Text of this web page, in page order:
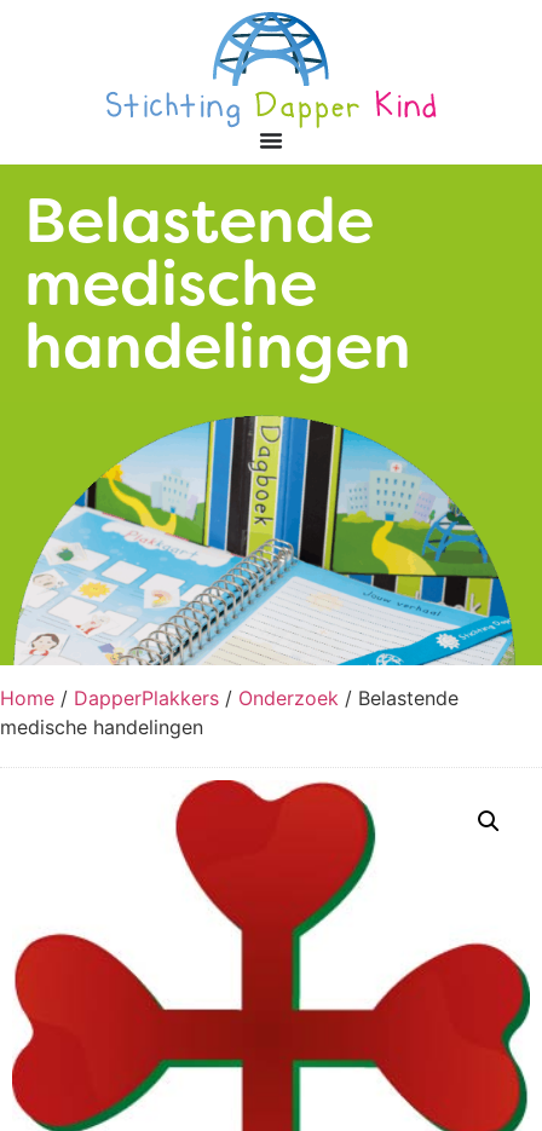
Belastende
medische
handelingen
Home / DapperPlakkers / Onderzoek / Belastende
medische handelingen